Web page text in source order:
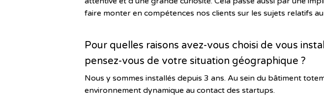
faire monter en compétences nos clients sur les sujets relatifs
Pour quelles raisons avez-vous choisi de vous
pensez-vous de votre situation géographique ?
Nous y sommes installés depuis 3 ans. Au sein du bâtiment
environnement dynamique au contact des startups.